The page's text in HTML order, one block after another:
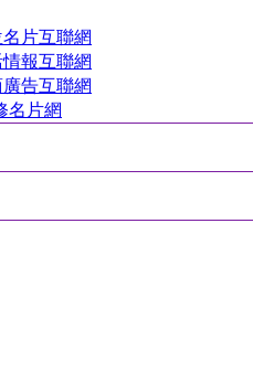
片互聯網
報互聯網
告互聯網
名片網